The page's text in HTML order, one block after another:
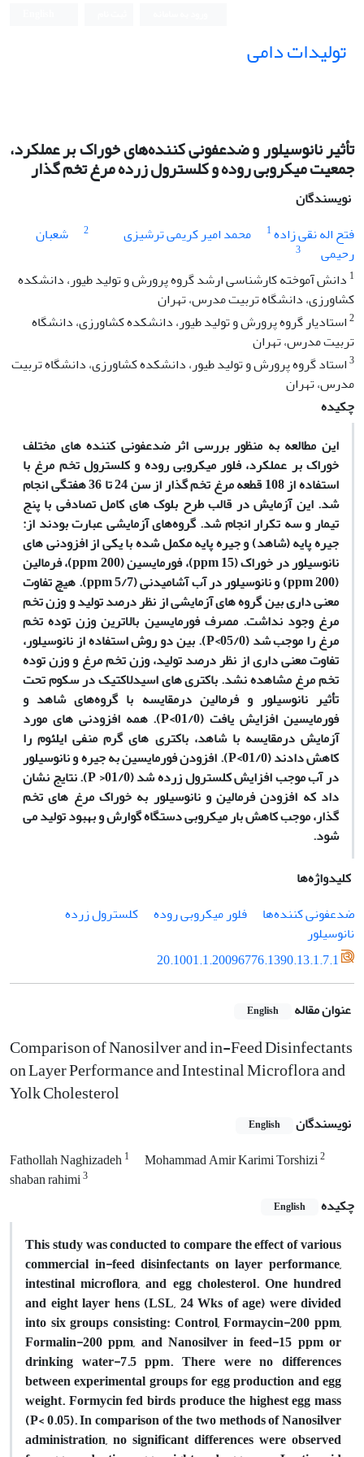
تولیدات دامی
تأثیر نانوسیلور و ضدعفونی کننده‌های خوراک بر عملکرد،
جمعیت میکروبی روده و کلسترول زرده مرغ تخم گذار
نویسندگان
فتح اله نقی زاده1 محمد امیر کریمی ترشیزی 2
شعبان
رحیمی
3
1 دانش آموخته کارشناسی ارشد گروه پرورش و تولید طیور، دانشکده
کشاورزی، دانشگاه تربیت مدرس، تهران
2استادیار گروه پرورش و تولید طیور، دانشکده کشاورزی، دانشگاه
تربیت مدرس، تهران
3استاد گروه پرورش و تولید طیور، دانشکده کشاورزی، دانشگاه تربیت
مدرس، تهران
چکیده
این مطالعه به منظور بررسی اثر ضدعفونی کننده های مختلف
خوراک بر عملکرد، فلور میکروبی روده و کلسترول تخم مرغ با
استفاده از 108 قطعه مرغ تخم گذار از سن 24 تا 36 هفتگی انجام
شد. این آزمایش در قالب طرح بلوک های کامل تصادفی با پنج
تیمار و سه تکرار انجام شد. گروه‌های آزمایشی عبارت بودند از:
جیره پایه (شاهد) و جیره پایه مکمل شده با یکی از افزودنی های
نانوسیلور در خوراک (ppm 15)، فورمایسین (ppm 200)، فرمالین
(ppm 200) و نانوسیلور در آب آشامیدنی (ppm 5/7). هیچ تفاوت
معنی داری بین گروه های آزمایشی از نظر درصد تولید و وزن تخم
مرغ وجود نداشت. مصرف فورمایسین بالاترین وزن توده تخم
مرغ را موجب شد (05/0>P). بین دو روش استفاده از نانوسیلور،
تفاوت معنی داری از نظر درصد تولید، وزن تخم مرغ و وزن توده
تخم مرغ مشاهده نشد. باکتری های اسیدلاکتیک در سکوم تحت
تأثیر نانوسیلور و فرمالین درمقایسه با گروه‌های شاهد و
فورمایسین افزایش یافت (01/0>P). همه افزودنی های مورد
آزمایش درمقایسه با شاهد، باکتری های گرم منفی ایلئوم را
کاهش دادند (01/0>P). افزودن فورمایسین به جیره و نانوسیلور
در آب موجب افزایش کلسترول زرده شد (01/0‌< P). نتایج نشان
داد که افزودن فرمالین و نانوسیلور به خوراک مرغ های تخم
گذار، موجب کاهش بار میکروبی دستگاه گوارش و بهبود تولید می
شود.
کلیدواژه‌ها
ضدعفونی کننده‌ها
فلور میکروبی روده
کلسترول زرده
نانوسیلور
20.1001.1.20096776.1390.13.1.7.1
عنوان مقاله English
Comparison of Nanosilver and in-Feed Disinfectants
on Layer Performance and Intestinal Microflora and
Yolk Cholesterol
نویسندگان English
Fathollah Naghizadeh1 Mohammad Amir Karimi Torshizi2
shaban rahimi3
چکیده English
This study was conducted to compare the effect of various
commercial in-feed disinfectants on layer performance,
intestinal microflora, and egg cholesterol. One hundred
and eight layer hens (LSL, 24 Wks of age) were divided
into six groups consisting: Control, Formaycin-200 ppm,
Formalin-200 ppm, and Nanosilver in feed-15 ppm or
drinking water-7.5 ppm. There were no differences
between experimental groups for egg production and egg
weight. Formycin fed birds produce the highest egg mass
(P< 0.05). In comparison of the two methods of Nanosilver
administration, no significant differences were observed